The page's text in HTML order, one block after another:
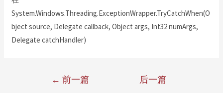
System.Windows.Threading.ExceptionWrapper.TryCatchWhen(O
bject source, Delegate callback, Object args, Int32 numArgs,
Delegate catchHandler)
← 前一篇
后一篇